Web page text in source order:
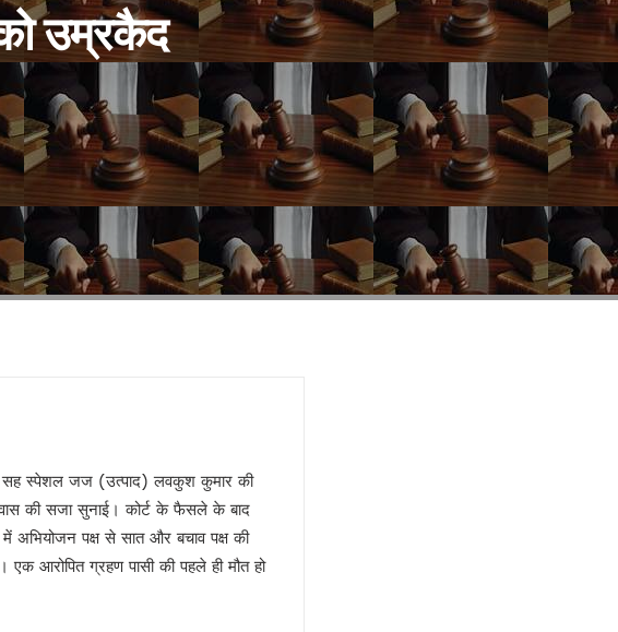
उम्रकैद
सह स्पेशल जज (उत्पाद) लवकुश कुमार की
की सजा सुनाई। कोर्ट के फैसले के बाद
अभियोजन पक्ष से सात और बचाव पक्ष की
आरोपित ग्रहण पासी की पहले ही मौत हो